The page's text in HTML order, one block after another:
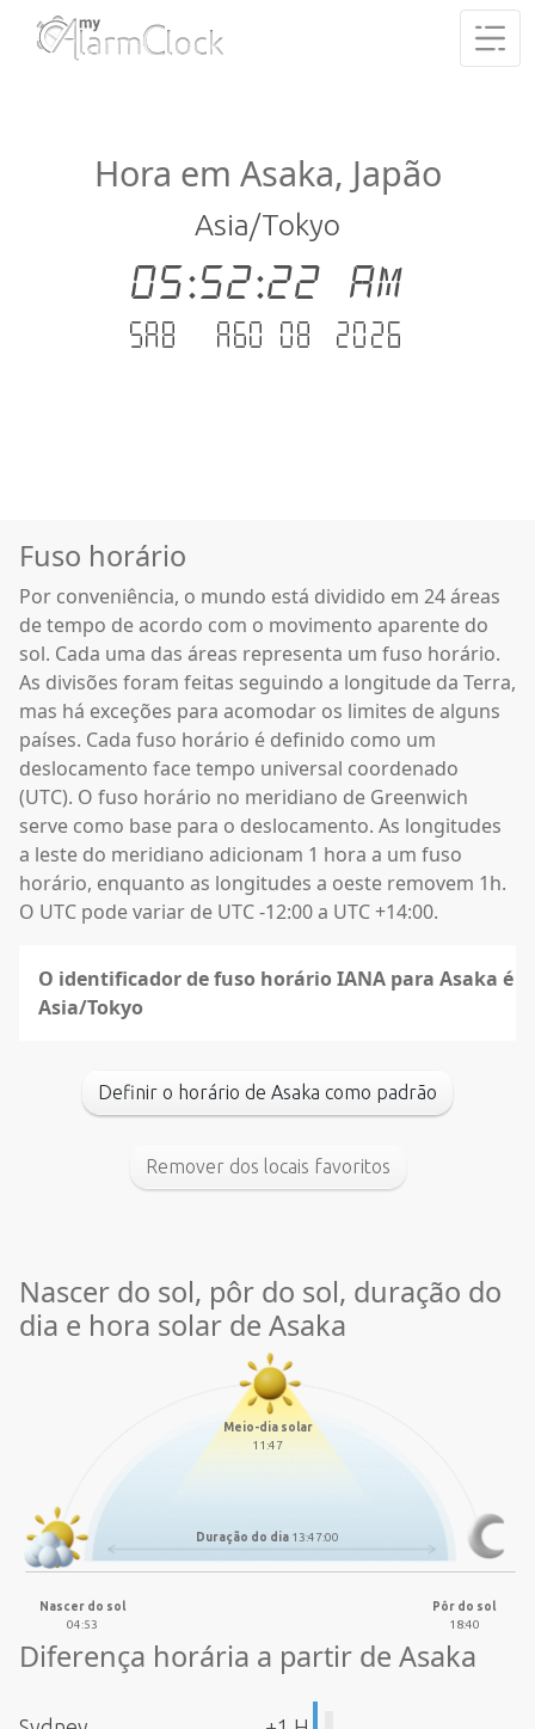
Hora em Asaka, Japão
Asia/Tokyo
05:52:22 AM
Sab - Ago 08 .2026
Fuso horário
Por conveniência, o mundo está dividido em 24 áreas
de tempo de acordo com o movimento aparente do
sol. Cada uma das áreas representa um fuso horário.
As divisões foram feitas seguindo a longitude da Terra,
mas há exceções para acomodar os limites de alguns
países. Cada fuso horário é definido como um
deslocamento face tempo universal coordenado
(UTC). O fuso horário no meridiano de Greenwich
serve como base para o deslocamento. As longitudes
a leste do meridiano adicionam 1 hora a um fuso
horário, enquanto as longitudes a oeste removem 1h.
O UTC pode variar de UTC -12:00 a UTC +14:00.
O identificador de fuso horário IANA para Asaka é
Asia/Tokyo
Definir o horário de Asaka como padrão
Remover dos locais favoritos
Nascer do sol, pôr do sol, duração do
dia e hora solar de Asaka
Meio-dia solar
11:47
Duração do dia 13:47:00
Nascer do sol
04:53
Pôr do sol
18:40
Diferença horária a partir de Asaka